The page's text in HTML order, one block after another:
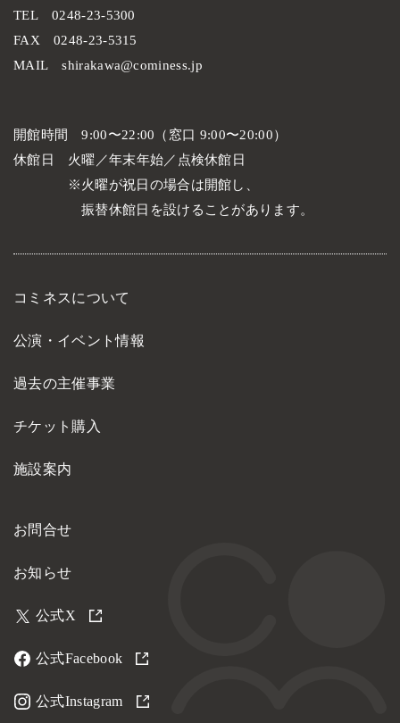
開館時間
9:00〜22:00（窓口 9:00〜20:00）
休館日
火曜／年末年始／点検休館日
火曜が祝日の場合は開館し、
振替休館日を設けることがあります。
TEL
0248-23-5300
FAX
0248-23-5315
MAIL
shirakawa@cominess.jp
コミネスについて
公演・イベント情報
過去の主催事業
チケット購入
施設案内
お問合せ
お知らせ
公式X
公式Facebook
公式Instagram